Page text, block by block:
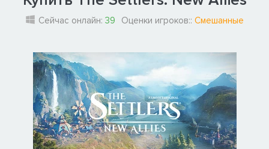
Сейчас онлайн: 39 Оценки игроков:: Смешанные